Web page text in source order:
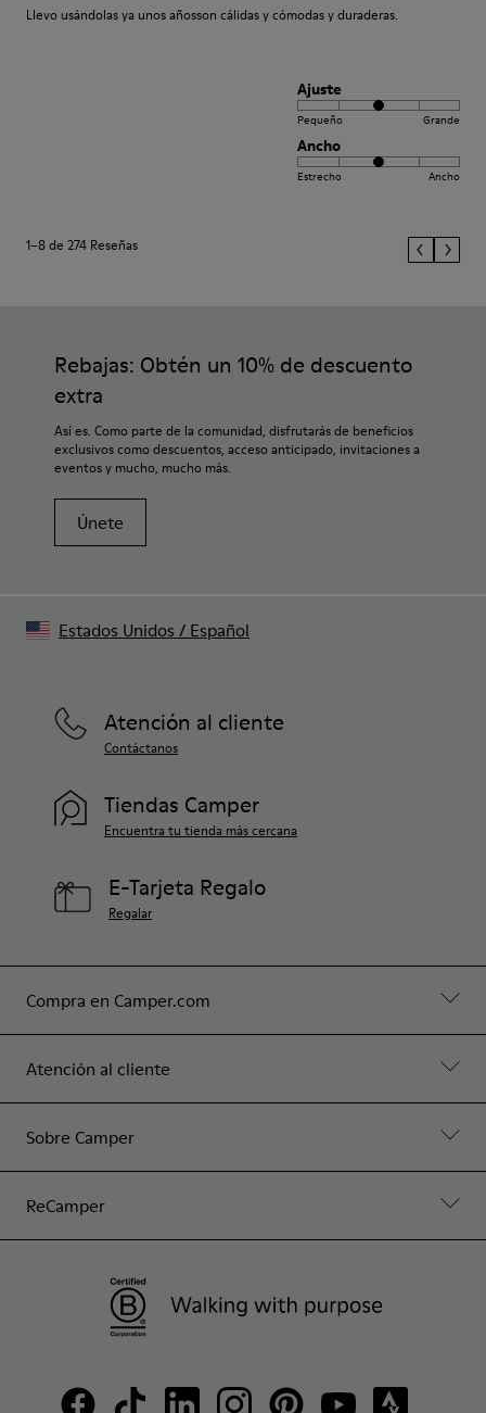
Llevo usándolas ya unos añosson cálidas y cómodas y duraderas.
Ajuste
Pequeño Grande
Ancho
Estrecho Ancho
1–8 de 274 Reseñas
Rebajas: Obtén un 10% de descuento
extra
Así es. Como parte de la comunidad, disfrutarás de beneficios
exclusivos como descuentos, acceso anticipado, invitaciones a
eventos y mucho, mucho más.
Únete
Compra en Camper.com
Atención al cliente
Sobre Camper
ReCamper
Atención al cliente
Contáctanos
Tiendas Camper
Encuentra tu tienda más cercana
E-Tarjeta Regalo
Regalar
Estados Unidos / Español